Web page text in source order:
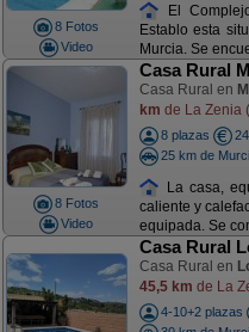
8 Fotos
Video
El
Establo esta
Murcia. Se
8 Fotos
Video
Casa Rural
Casa Rural en
km de La Zenia
8 plazas
25 km de
La casa,
caliente y
equipada. Se
Casa Rural
Casa Rural en
45,5 km de La
4-10+2 plazas